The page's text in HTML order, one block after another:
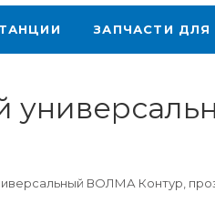
ЗАПЧАСТИ
ВОЛМА Контур,